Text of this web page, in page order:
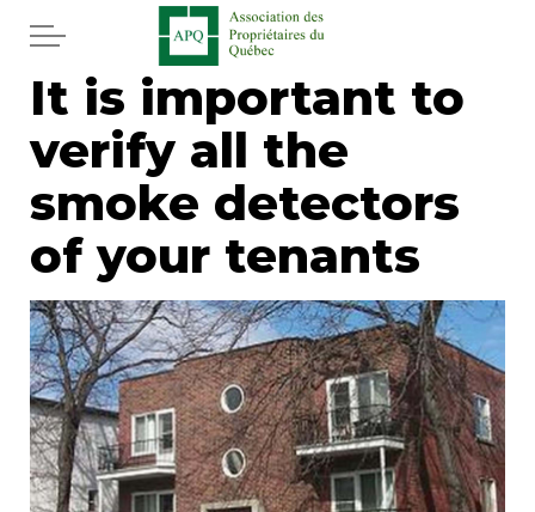
Skip to main content
Home
Services
News
Newspaper
Word of the editor
Legal
Real estate
It is important to
verify all the
smoke detectors
of your tenants